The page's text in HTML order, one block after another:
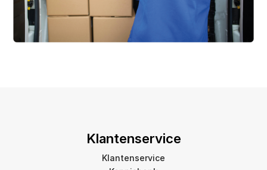
Klantenservice
Klantenservice